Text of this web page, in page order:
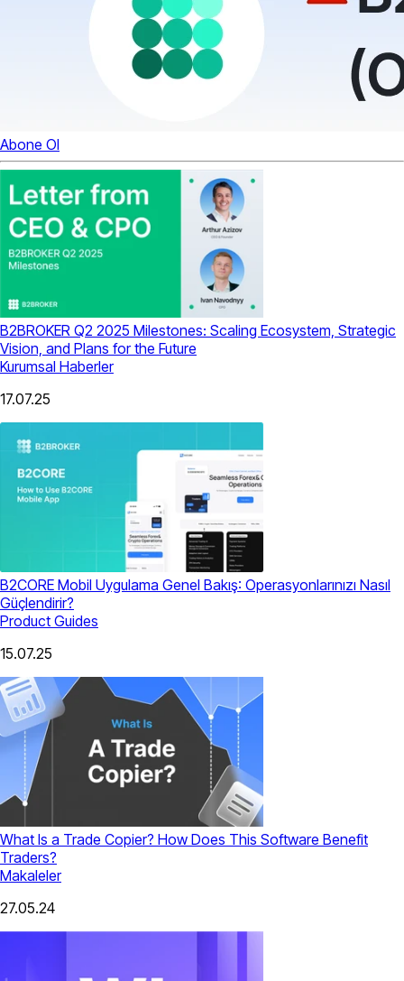
Abone Ol
B2BROKER Q2 2025 Milestones: Scaling Ecosystem, Strategic
Vision, and Plans for the Future
Kurumsal Haberler
17.07.25
B2CORE Mobil Uygulama Genel Bakış: Operasyonlarınızı Nasıl
Güçlendirir?
Product Guides
15.07.25
What Is a Trade Copier? How Does This Software Benefit
Traders?
Makaleler
27.05.24